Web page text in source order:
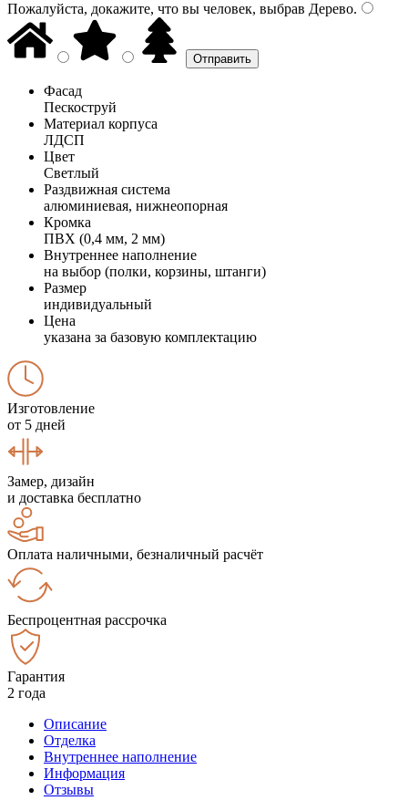
Пожалуйста, докажите, что вы человек, выбрав Дерево.
Фасад
Пескоструй
Материал корпуса
ЛДСП
Цвет
Светлый
Раздвижная система
алюминиевая, нижнеопорная
Кромка
ПВХ (0,4 мм, 2 мм)
Внутреннее наполнение
на выбор (полки, корзины, штанги)
Размер
индивидуальный
Цена
указана за базовую комплектацию
Изготовление
от 5 дней
Замер, дизайн
и доставка бесплатно
Оплата наличными, безналичный расчёт
Беспроцентная рассрочка
Гарантия
2 года
Описание
Отделка
Внутреннее наполнение
Информация
Отзывы